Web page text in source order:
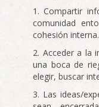
Compartir
comunidad
cohesión interna.
Acceder a la
una boca de
elegir, buscar
Las ideas/